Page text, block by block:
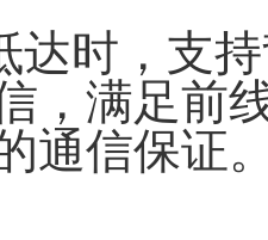
达时，支
，满足前
通信保证